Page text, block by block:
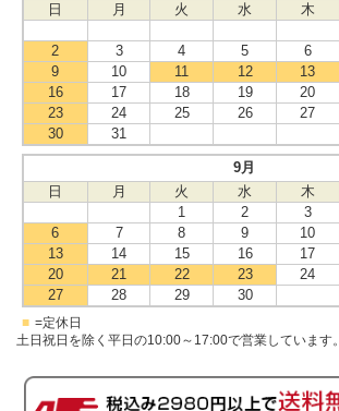
日
月 火 水 木
2
3 4 5 6
9
10 11 12 13
16
17 18 19 20
23
24 25 26 27
30
31
9月
日
月 火 水 木
1
2 3
6
7 8 9 10
13
14 15 16 17
20
21 22 23 24
27
28 29 30
■ =定休日
土日祝日を除く平日の10:00～17:00で営業しています。